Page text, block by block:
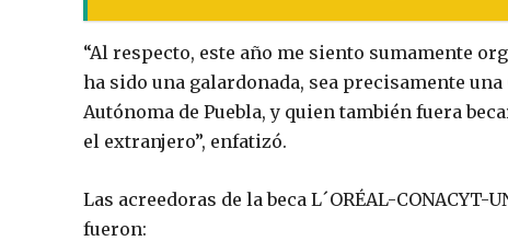
“Al respecto, este año me siento sumamente
ha sido una galardonada, sea precisamente
Autónoma de Puebla, y quien también fuera
el extranjero”, enfatizó.
Las acreedoras de la beca L´ORÉAL-CONACYT-
fueron: